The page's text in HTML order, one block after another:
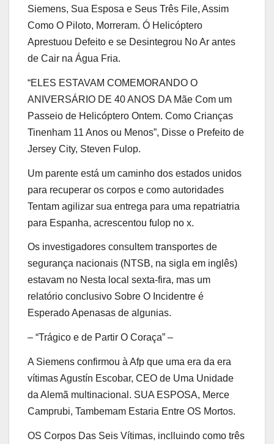
Siemens, Sua Esposa e Seus Três File, Assim
Como O Piloto, Morreram. Ó Helicóptero
Aprestuou Defeito e se Desintegrou No Ar antes
de Cair na Água Fria.
“ELES ESTAVAM COMEMORANDO O
ANIVERSÁRIO DE 40 ANOS DA Mãe Com um
Passeio de Helicóptero Ontem. Como Crianças
Tinenham 11 Anos ou Menos”, Disse o Prefeito de
Jersey City, Steven Fulop.
Um parente está um caminho dos estados unidos
para recuperar os corpos e como autoridades
Tentam agilizar sua entrega para uma repatriatria
para Espanha, acrescentou fulop no x.
Os investigadores consultem transportes de
segurança nacionais (NTSB, na sigla em inglês)
estavam no Nesta local sexta-fira, mas um
relatório conclusivo Sobre O Incidentre é
Esperado Apenasas de algunias.
– “Trágico e de Partir O Coraça” –
A Siemens confirmou à Afp que uma era da era
vítimas Agustín Escobar, CEO de Uma Unidade
da Alemã multinacional. SUA ESPOSA, Merce
Camprubi, Tambemam Estaria Entre OS Mortos.
OS Corpos Das Seis Vítimas, inclluindo como três